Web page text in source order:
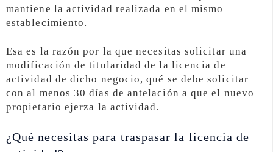
mantiene la actividad realizada en el mismo
establecimiento.
Esa es la razón por la que necesitas solicitar una
modificación de titularidad de la licencia de
actividad de dicho negocio, qué se debe solicitar
con al menos 30 días de antelación a que el nuevo
propietario ejerza la actividad.
¿Qué necesitas para traspasar la licencia de